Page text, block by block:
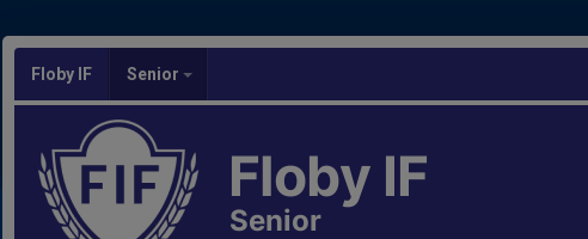
Floby IF Senior
Floby IF
Senior